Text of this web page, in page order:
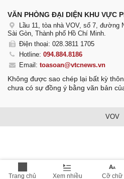
Trang chủ Xem nhiều Cỡ chữ
VĂN PHÒNG ĐẠI DIỆN KHU VỰC
Lầu 11, tòa nhà VOV, số 7, đường
Sài Gòn, Thành phố Hồ Chí Minh.
Điện thoại: 028.3811 1705
Hotline:094.884.8186
Email:toasoan@vtcnews.vn
Không được sao chép lại bất kỳ
chưa có sự đồng ý bằng văn bản
VOV